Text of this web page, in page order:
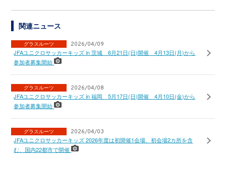
関連ニュース
グラスルーツ 2026/04/09
JFAユニクロサッカーキッズ in 茨城 6月21日(日)開催 4月13日(月)から
参加者募集開始
グラスルーツ 2026/04/08
JFAユニクロサッカーキッズ in 福岡 5月17日(日)開催 4月10日(金)から
参加者募集開始
グラスルーツ 2026/04/03
JFAユニクロサッカーキッズ 2026年度は初開催1会場、初会場2カ所を含
む、国内22都市で開催